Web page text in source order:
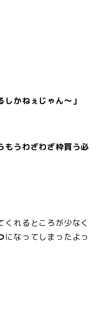
しかねぇじゃん〜」
もうわざわざ枠買う必
くれるところが少なく
になってしまったよっ